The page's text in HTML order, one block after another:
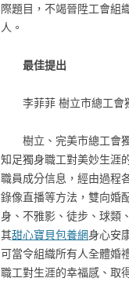
際題目，不竭晉陞工會組
人。
最佳提出
李菲菲 樹立市總工會
樹立、完美市總工會
知足獨身職工對美妙生涯
職員成分信息，經由過程
錄像直播等方法，雙向婚
身、不雅影、徒步、球類
其甜心寶貝包養網身心安
可當令組織所有人全體婚
職工對生涯的幸福感、取